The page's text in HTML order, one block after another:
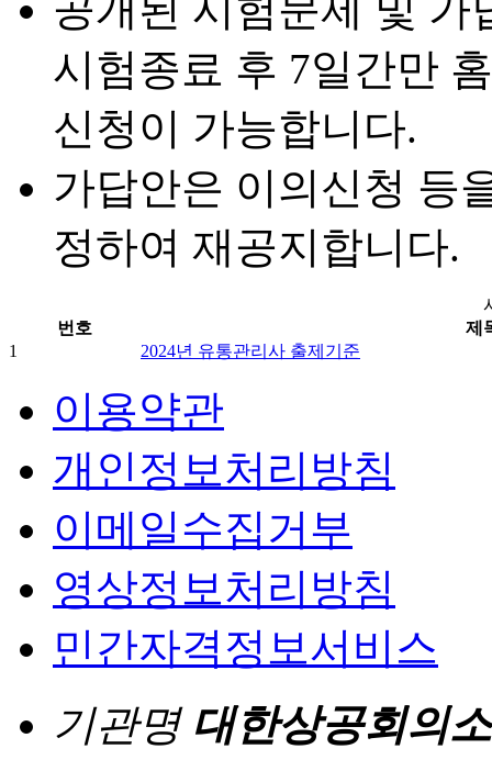
공개된 시험문제 및 가
시험종료 후 7일간만
신청이 가능합니다.
가답안은 이의신청 등
정하여 재공지합니다.
번호
제
1
2024년 유통관리사 출제기준
이용약관
개인정보처리방침
이메일수집거부
영상정보처리방침
민간자격정보서비스
기관명 대한상공회의소